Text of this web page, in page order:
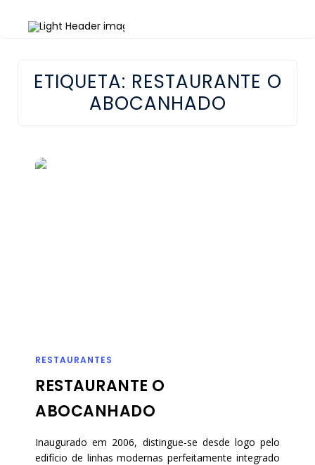
ETIQUETA: RESTAURANTE O
ABOCANHADO
RESTAURANTES
RESTAURANTE O
ABOCANHADO
Inaugurado em 2006, distingue-se desde logo pelo
edifício de linhas modernas perfeitamente integrado